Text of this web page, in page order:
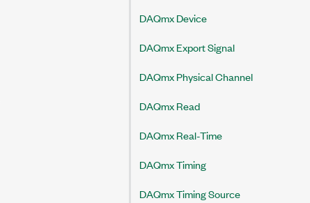
DAQmx Device
DAQmx Export Signal
DAQmx Physical Channel
DAQmx Read
DAQmx Real-Time
DAQmx Timing
DAQmx Timing Source